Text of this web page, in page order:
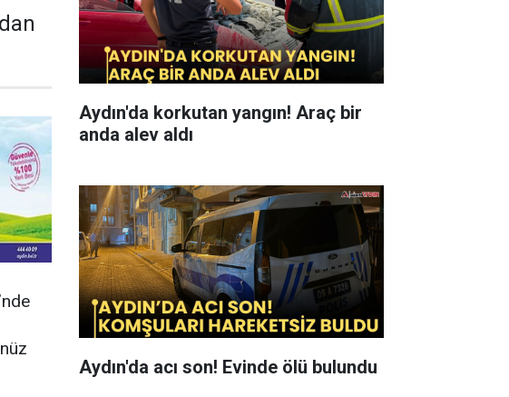
Aydın'da korkutan yangın! Araç bir
anda alev aldı
Aydın'da acı son! Evinde ölü bulundu